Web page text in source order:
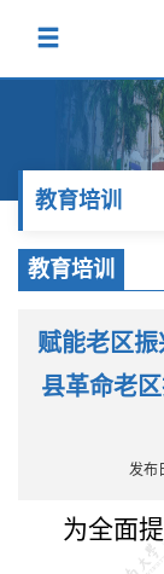
教育培训
教育培训
赋能老区
县革命老
发布
为全面